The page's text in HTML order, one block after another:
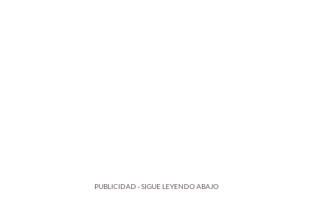
PUBLICIDAD - SIGUE LEYENDO ABAJO